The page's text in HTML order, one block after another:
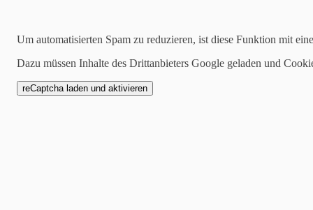
Konturiert &
Um automatisierten Spam zu reduzieren, ist diese Funktion mit
Dazu müssen Inhalte des Drittanbieters Google geladen und